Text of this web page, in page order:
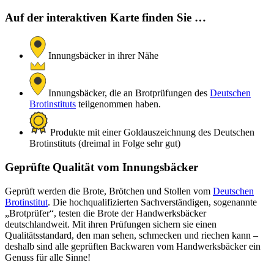
Auf der interaktiven Karte finden Sie …
Innungsbäcker in ihrer Nähe
Innungsbäcker, die an Brotprüfungen des Deutschen
Brotinstituts teilgenommen haben.
Produkte mit einer Goldauszeichnung des Deutschen
Brotinstituts (dreimal in Folge sehr gut)
Geprüfte Qualität vom Innungsbäcker
Geprüft werden die Brote, Brötchen und Stollen vom Deutschen
Brotinstitut. Die hochqualifizierten Sachverständigen, sogenannte
„Brotprüfer“, testen die Brote der Handwerksbäcker
deutschlandweit. Mit ihren Prüfungen sichern sie einen
Qualitätsstandard, den man sehen, schmecken und riechen kann –
deshalb sind alle geprüften Backwaren vom Handwerksbäcker ein
Genuss für alle Sinne!